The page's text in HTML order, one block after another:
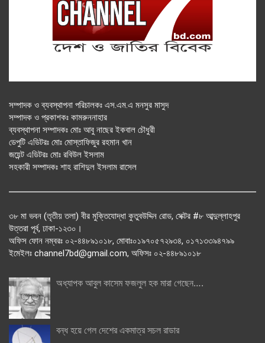
সম্পাদক ও ব্যবস্থাপনা পরিচালকঃ এস.এম.এ মনসুর মাসুদ
সম্পাদক ও প্রকাশকঃ কামরুননাহার
ব্যবস্থাপনা সম্পাদকঃ মোঃ আবু নাছের ইকবাল চৌধুরী
ডেপুটি এডিটরঃ মোঃ মোস্তাফিজুর রহমান খান
জয়েন্ট এডিটরঃ মোঃ রবিউল ইসলাম
সহকারী সম্পাদকঃ শাহ রাশিদুল ইসলাম রাসেল
৩৮ মা ভবন (তৃতীয় তলা) বীর মুক্তিযোদ্ধা কুতুবউদ্দিন রোড, সেক্টর #৮ আব্দুল্লাহপুর
উত্তরা পূর্ব, ঢাকা-১২৩০।
অফিস ফোন নম্বরঃ ০২-৪৪৮৯১০১৮, মোবাঃ০১৯৭০৫৭২৯৩৪, ০১৭১৩৩৯৪৭৯৯
ইমেইলঃ channel7bd@gmail.com, অফিসঃ ০২-৪৪৮৯১০১৮
অধ্যাপক আবুল কাসেম ফজলুল হক মারা গেছেন….
বন্ধ হয়ে গেল দেশের একমাত্র সচল রাডার